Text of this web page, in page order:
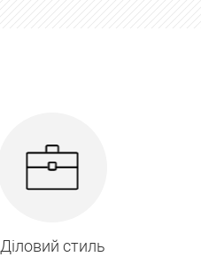
Діловий стиль